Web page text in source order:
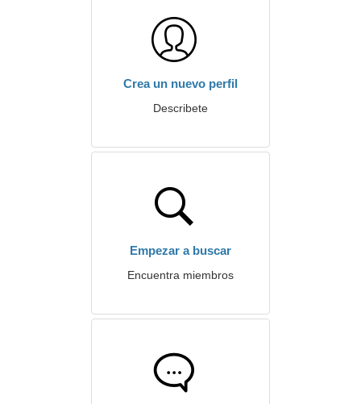
Crea un nuevo perfil
Describete
Empezar a buscar
Encuentra miembros